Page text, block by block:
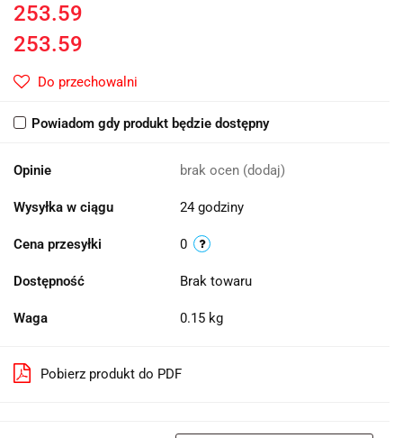
253.59
253.59
Do przechowalni
Powiadom gdy produkt będzie dostępny
Opinie brak ocen (dodaj)
Wysyłka w ciągu 24 godziny
Cena przesyłki 0
Dostępność Brak towaru
Waga 0.15 kg
Pobierz produkt do PDF